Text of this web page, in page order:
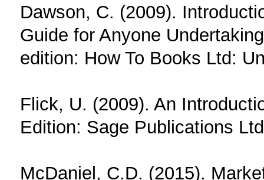
Dawson, C. (2009).
Guide for Anyone
edition: How To Books Ltd:
Flick, U. (2009). An
Edition: Sage Publications
McDaniel, C.D. (2015).